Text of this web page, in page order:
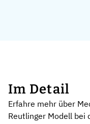
Im Detail
Erfahre mehr über
Reutlinger Modell bei